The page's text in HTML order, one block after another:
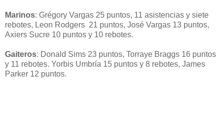
Marinos: Grégory Vargas 25 puntos, 11 asistencias y siete
rebotes, Leon Rodgers 21 puntos, José Vargas 13 puntos,
Axiers Sucre 10 puntos y 10 rebotes.
Gaiteros: Donald Sims 23 puntos, Torraye Braggs 16 puntos
y 11 rebotes. Yorbis Umbría 15 puntos y 8 rebotes, James
Parker 12 puntos.